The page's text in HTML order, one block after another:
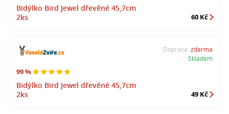
Bidýlko Bird Jewel dřevěné 45,7cm
2ks
60 Kč
99 %
Bidýlko Bird Jewel dřevěné 45,7cm
2ks
Doprava: zdarma
Skladem
49 Kč